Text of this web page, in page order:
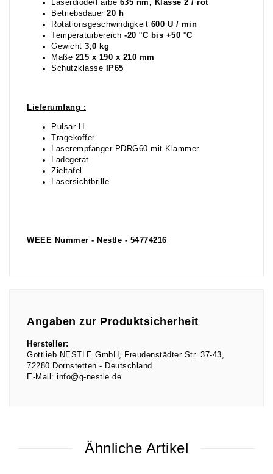
Laserdiode/Farbe 635 nm, Klasse 2 / rot
Betriebsdauer 20 h
Rotationsgeschwindigkeit 600 U / min
Temperaturbereich -20 °C bis +50 °C
Gewicht 3,0 kg
Maße 215 x 190 x 210 mm
Schutzklasse
IP65
Lieferumfang :
Pulsar H
Tragekoffer
Laserempfänger PDRG60 mit Klammer
Ladegerät
Zieltafel
Lasersichtbrille
WEEE Nummer - Nestle - 54774216
Angaben zur Produktsicherheit
Hersteller:
Gottlieb NESTLE GmbH
Freudenstädter Str. 37-43
72280 Dornstetten
Deutschland
E-Mail: info@g-nestle.de
Ähnliche Artikel